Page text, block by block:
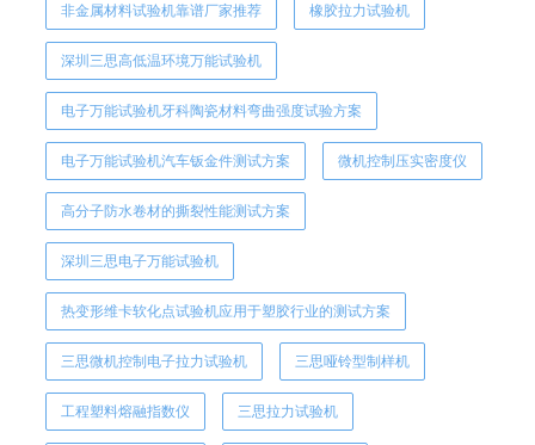
非金属材料试验机靠谱厂家推荐 橡胶拉力试验机
深圳三思高低温环境万能试验机
电子万能试验机牙科陶瓷材料弯曲强度试验方案
电子万能试验机汽车钣金件测试方案 微机控制压实密度仪
高分子防水卷材的撕裂性能测试方案
深圳三思电子万能试验机
热变形维卡软化点试验机应用于塑胶行业的测试方案
三思微机控制电子拉力试验机 三思哑铃型制样机
工程塑料熔融指数仪 三思拉力试验机